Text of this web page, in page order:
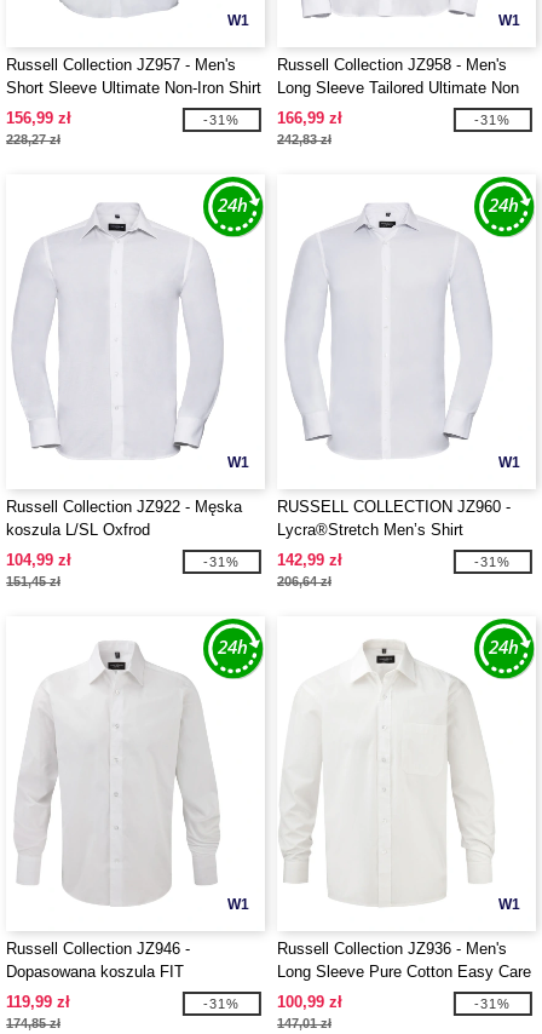
W1
Russell Collection JZ957 - Men's
Short Sleeve Ultimate Non-Iron Shirt
156,99 zł
228,27 zł
-31%
W1
Russell Collection JZ958 - Men's
Long Sleeve Tailored Ultimate Non
Iron Shirt
166,99 zł
242,83 zł
-31%
W1
Russell Collection JZ922 - Męska
koszula L/SL Oxfrod
104,99 zł
151,45 zł
-31%
W1
RUSSELL COLLECTION JZ960 -
Lycra®Stretch Men’s Shirt
142,99 zł
206,64 zł
-31%
W1
Russell Collection JZ946 -
Dopasowana koszula FIT
119,99 zł
174,85 zł
-31%
W1
Russell Collection JZ936 - Men's
Long Sleeve Pure Cotton Easy Care
Poplin Shirt
100,99 zł
147,01 zł
-31%